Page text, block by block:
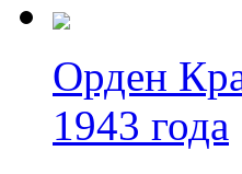
Орден
1943 года